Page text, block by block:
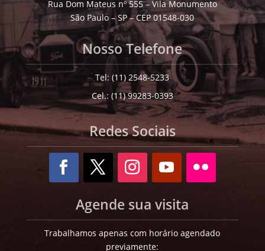
Rua Dom Mateus nº 555 – Vila Monumento
São Paulo – SP – CEP 01548-030
Nosso Telefone
Tel: (11) 2548-5233
Cel.: (11) 99283-0393
Redes Sociais
Agende sua visita
Trabalhamos apenas com horário agendado
previamente: